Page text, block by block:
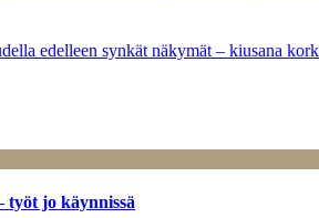
edelleen synkät näkymät – kiusana
työt jo käynnissä